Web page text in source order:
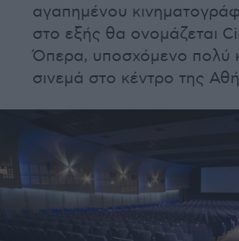
αγαπημένου
στο εξής θα ονομάζεται
Όπερα, υποσχόμενο πολύ
σινεμά στο κέντρο της